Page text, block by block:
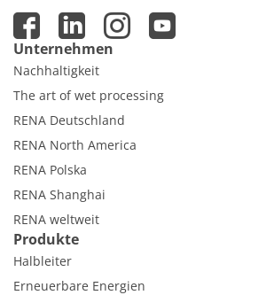
Unternehmen
Nachhaltigkeit
The art of wet processing
RENA Deutschland
RENA North America
RENA Polska
RENA Shanghai
RENA weltweit
Produkte
Halbleiter
Erneuerbare Energien